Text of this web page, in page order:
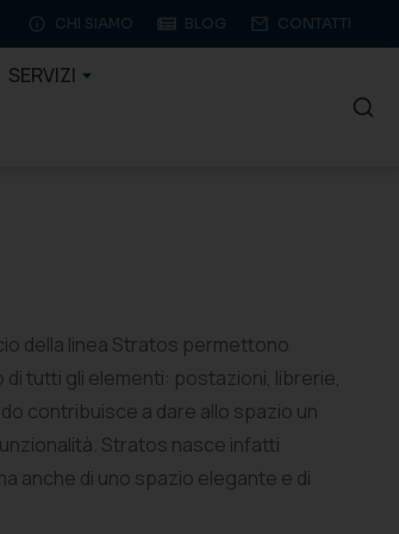
CHI SIAMO BLOG CONTATTI
SERVIZI
della linea Stratos permettono
tutti gli elementi: postazioni, librerie,
contribuisce a dare allo spazio un
Stratos nasce infatti
anche di uno spazio elegante e di